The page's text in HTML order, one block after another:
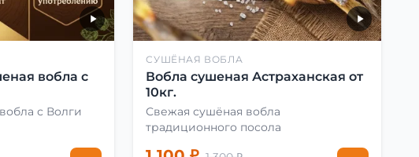
вобла с
с Волги
СУШЁНАЯ ВОБЛА
Вобла сушеная Астраханская от
10кг.
Свежая сушёная вобла
традиционного посола